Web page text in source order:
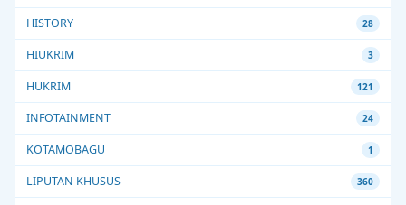
HISTORY 28
HIUKRIM 3
HUKRIM 121
INFOTAINMENT 24
KOTAMOBAGU 1
LIPUTAN KHUSUS 360